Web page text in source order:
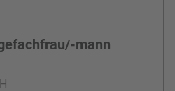
mann